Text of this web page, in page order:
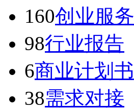
160创业服务
98行业报告
6商业计划书
38需求对接